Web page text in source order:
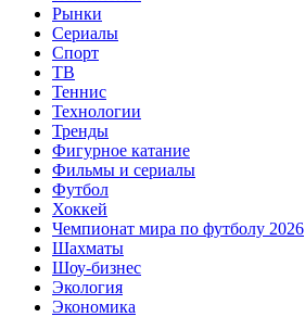
Рынки
Сериалы
Спорт
ТВ
Теннис
Технологии
Тренды
Фигурное катание
Фильмы и сериалы
Футбол
Хоккей
Чемпионат мира по футболу 2026
Шахматы
Шоу-бизнес
Экология
Экономика